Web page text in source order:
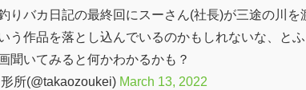
バカ日記の最終回にスーさん(社長)が三途の川を
う作品を落とし込んでいるのかもしれないな、とふ
聞いてみると何かわかるかも？
所(@takaozoukei) March 13, 2022